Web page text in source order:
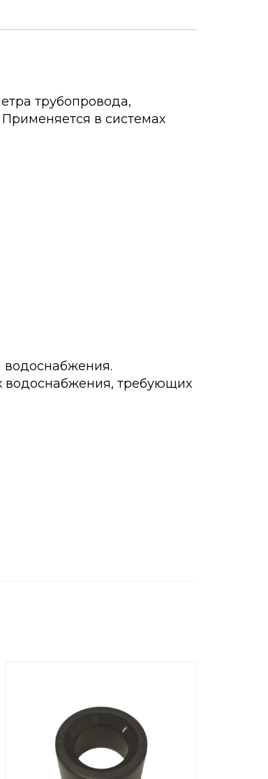
трубопровода,
в системах
водоснабжения.
водоснабжения, требующих